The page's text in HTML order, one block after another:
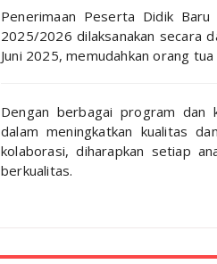
Penerimaan Peserta Didik
2025/2026 dilaksanakan secara
Juni 2025, memudahkan orang
Dengan berbagai program dan
dalam meningkatkan kualitas
kolaborasi, diharapkan setiap
berkualitas.